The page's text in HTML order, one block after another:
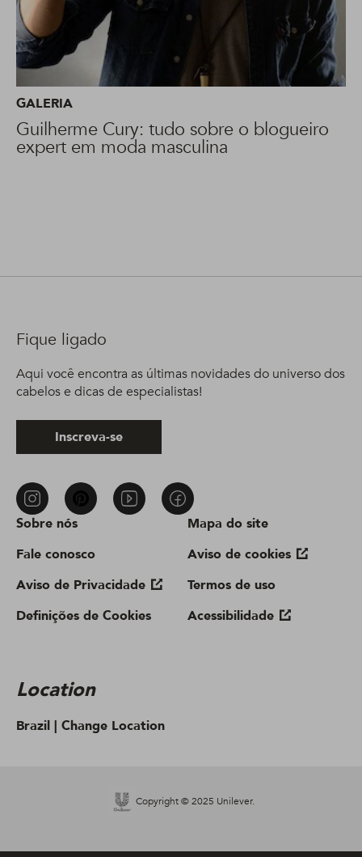
GALERIA
Guilherme Cury: tudo sobre o blogueiro
expert em moda masculina
Sobre nós
Fale conosco
Aviso de Privacidade
Definições de Cookies
Mapa do site
Aviso de cookies
Termos de uso
Acessibilidade
Location
Brazil | Change Location
Fique ligado
Aqui você encontra as últimas novidades do universo dos
cabelos e dicas de especialistas!
Inscreva-se
Copyright © 2025 Unilever.